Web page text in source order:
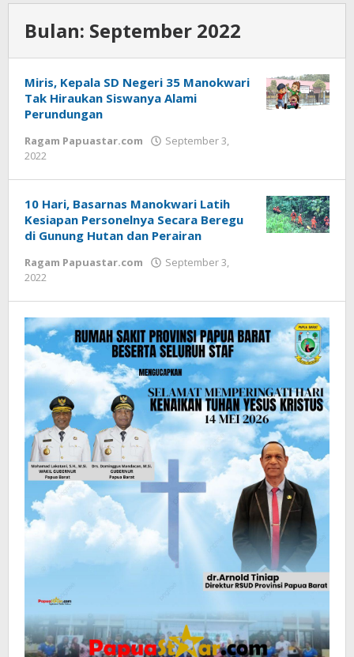
Bulan: September 2022
Miris, Kepala SD Negeri 35 Manokwari
Tak Hiraukan Siswanya Alami
Perundungan
Ragam Papuastar.com
September 3,
2022
:
Papua
Star
10 Hari, Basarnas Manokwari Latih
Kesiapan Personelnya Secara Beregu
di Gunung Hutan dan Perairan
Ragam Papuastar.com
September 3,
2022
:
Papua
Star